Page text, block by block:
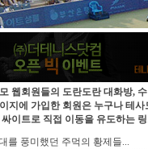
웹회원들의 도란도란 대화방,
지에 가입한 회원은 누구나 테사
이트로 직접 이동을 유도하는
를 풍미했던 주먹의 황제들...